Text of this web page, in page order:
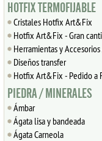
HOTFIX TERMOFIJABLE
Cristales Hotfix Art&Fix
Hotfix Art&Fix - Gran
Herramientas y
Diseños transfer
Hotfix Art&Fix - Pedido a
PIEDRA / MINERALES
Ámbar
Ágata lisa y bandeada
Ágata Carneola